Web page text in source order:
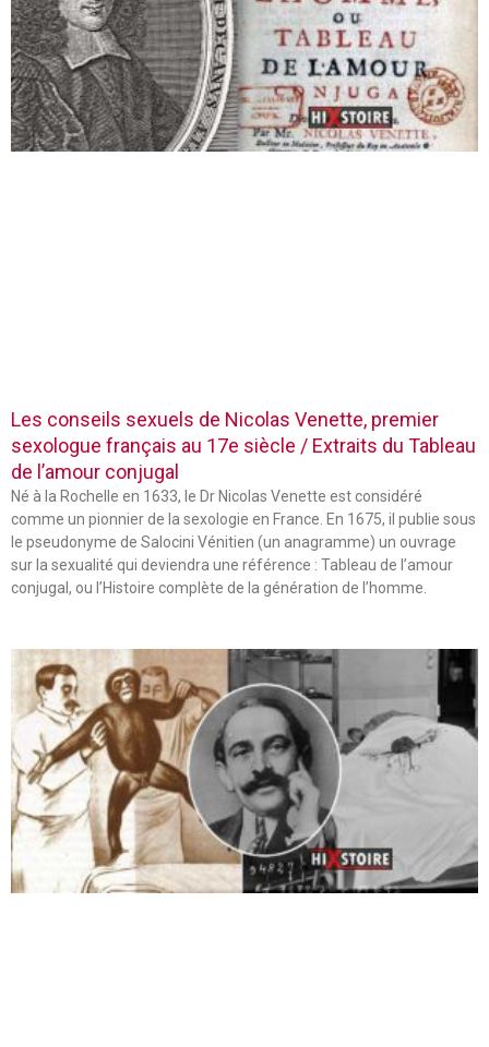
Les conseils sexuels de Nicolas Venette, premier
sexologue français au 17e siècle / Extraits du Tableau
de l’amour conjugal
Né à la Rochelle en 1633, le Dr Nicolas Venette est considéré
comme un pionnier de la sexologie en France. En 1675, il publie sous
le pseudonyme de Salocini Vénitien (un anagramme) un ouvrage
sur la sexualité qui deviendra une référence : Tableau de l’amour
conjugal, ou l’Histoire complète de la génération de l’homme.